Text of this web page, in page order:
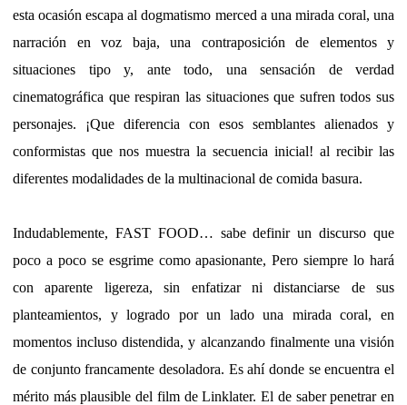
esta ocasión escapa al dogmatismo merced a una mirada coral, una
narración en voz baja, una contraposición de elementos y
situaciones tipo y, ante todo, una sensación de verdad
cinematográfica que respiran las situaciones que sufren todos sus
personajes. ¡Que diferencia con esos semblantes alienados y
conformistas que nos muestra la secuencia inicial! al recibir las
diferentes modalidades de la multinacional de comida basura.
Indudablemente, FAST FOOD… sabe definir un discurso que
poco a poco se esgrime como apasionante, Pero siempre lo hará
con aparente ligereza, sin enfatizar ni distanciarse de sus
planteamientos, y logrado por un lado una mirada coral, en
momentos incluso distendida, y alcanzando finalmente una visión
de conjunto francamente desoladora. Es ahí donde se encuentra el
mérito más plausible del film de Linklater. El de saber penetrar en